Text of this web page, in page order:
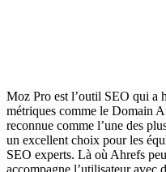
Moz Pro est l’outil SEO qui a
métriques comme le Domain
reconnue comme l’une des
un excellent choix pour les
SEO experts. Là où Ahrefs